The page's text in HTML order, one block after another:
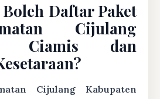
Boleh Daftar Paket
Cijulang
Ciamis dan
Cijulang Kabupaten